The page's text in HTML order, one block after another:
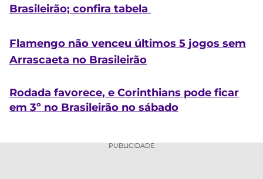
Brasileirão; confira tabela
Flamengo não venceu últimos 5 jogos sem
Arrascaeta no Brasileirão
Rodada favorece, e Corinthians pode ficar
em 3º no Brasileirão no sábado
PUBLICIDADE